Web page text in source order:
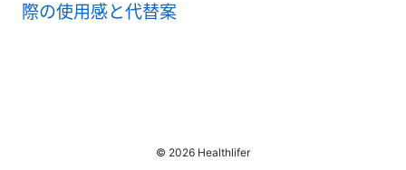
際の使用感と代替案
© 2026 Healthlifer